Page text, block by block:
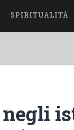
SPIRITUALITÀ
negli